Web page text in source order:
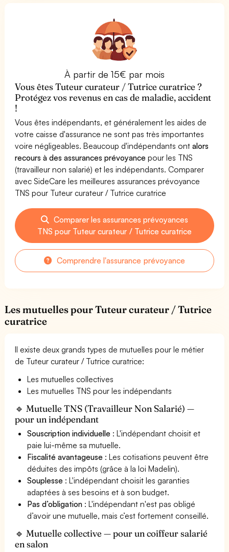
À partir de 15€ par mois
Vous êtes Tuteur curateur / Tutrice curatrice ?
Protégez vos revenus en cas de maladie, accident
!
Vous êtes indépendants, et généralement les aides de
votre caisse d'assurance ne sont pas très importantes
voire négligeables. Beaucoup d'indépendants ontalors
recours à des assurances prévoyance pour les TNS
(travailleur non salarié) et les indépendants. Comparer
avec SideCare les meilleures assurances prévoyance
TNS pour Tuteur curateur / Tutrice curatrice
Comparer les assurances prévoyances
TNS pour Tuteur curateur / Tutrice curatrice
Comprendre l'assurance prévoyance
Les mutuelles pour Tuteur curateur / Tutrice
curatrice
Il existe deux grands types de mutuelles pour le métier
de Tuteur curateur / Tutrice curatrice:
Les mutuelles collectives
Les mutuelles TNS pour les indépendants
🔹 Mutuelle TNS (Travailleur Non Salarié) —
pour un indépendant
Souscription individuelle : L'indépendant choisit et
paie lui-même sa mutuelle.
Fiscalité avantageuse : Les cotisations peuvent être
déduites des impôts (grâce à la loi Madelin).
Souplesse : L'indépendant choisit les garanties
adaptées à ses besoins et à son budget.
Pas d’obligation : L'indépendant n'est pas obligé
d’avoir une mutuelle, mais c’est fortement conseillé.
🔹 Mutuelle collective — pour un coiffeur salarié
en salon